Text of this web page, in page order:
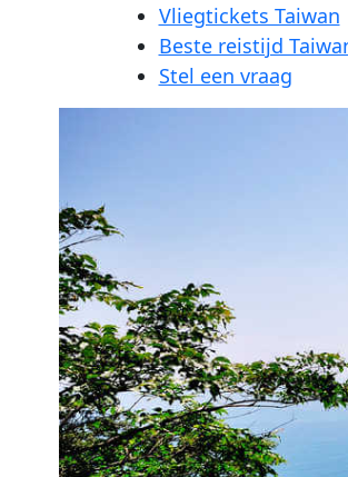
Vliegtickets Taiwan
Beste reistijd
Stel een vraag